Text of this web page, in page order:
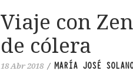
Viaje con
de cólera
18 Abr 2018 / MARÍA JOSÉ